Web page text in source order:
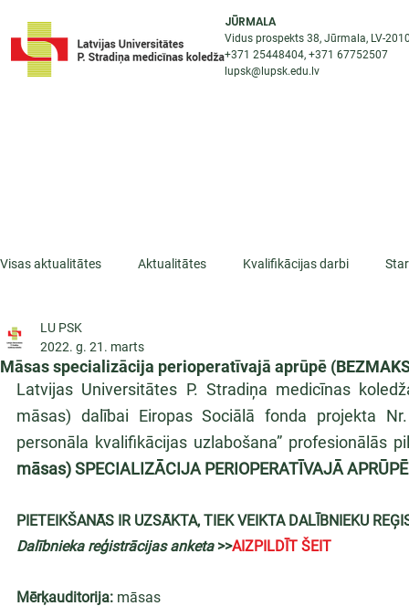
JŪRMALA
Vidus prospekts 38, Jūrmala, LV-
+371 25448404, +371 67752507
lupsk@lupsk.edu.lv
Visas aktualitātes Aktualitātes Kvalifikācijas darbi
ESF projekti
Māsas specializācija perioperatīvajā aprūpē
LU PSK
2022. g. 21. marts
Latvijas Universitātes P. Stradiņa medicīnas
māsas) dalībai Eiropas Sociālā fonda projekta
personāla kvalifikācijas uzlabošana” profesionālās
māsas) SPECIALIZĀCIJA PERIOPERATĪVAJĀ
PIETEIKŠANĀS IR UZSĀKTA, TIEK VEIKTA DALĪBNIEKU
Dalībnieka reģistrācijas anketa >>AIZPILDĪT ŠEIT
Mērķauditorija: māsas